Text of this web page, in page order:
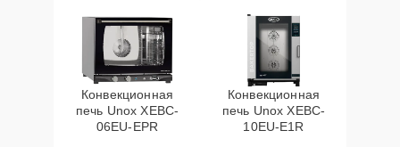
Конвекционная
печь Unox XEBC-
06EU-EPR
Конвекционная
печь Unox XEBC-
10EU-E1R